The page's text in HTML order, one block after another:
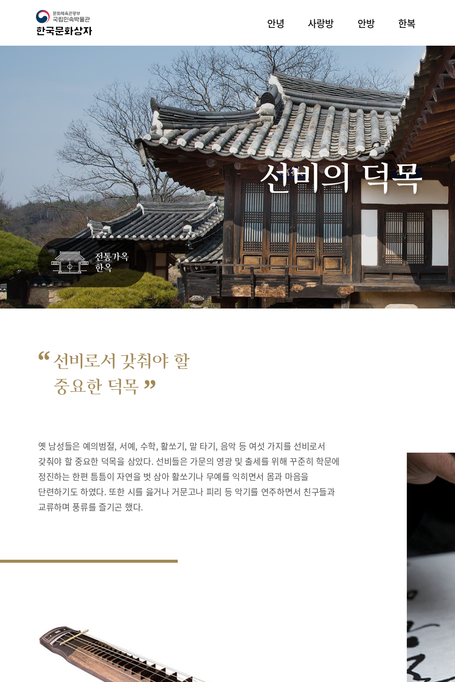
안녕 사랑방 안방 한복
선비의 덕목
“선비로서 갖춰야 할
중요한 덕목 ”
옛 남성들은 예의범절, 서예, 수학, 활쏘기, 말 타기, 음악 등 여섯 가지를 선비로서
갖춰야 할 중요한 덕목을 삼았다. 선비들은 가문의 영광 및 출세를 위해 꾸준히 학문에
정진하는 한편 틈틈이 자연을 벗 삼아 활쏘기나 무예를 익히면서 몸과 마음을
단련하기도 하였다. 또한 시를 읊거나 거문고나 피리 등 악기를 연주하면서 친구들과
교류하며 풍류를 즐기곤 했다.